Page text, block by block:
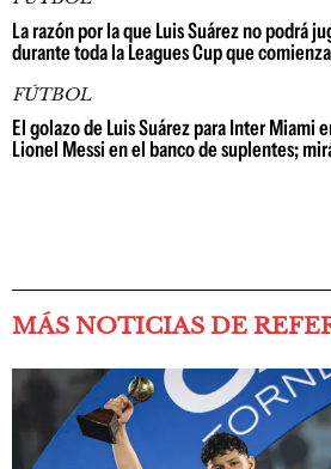
La razón por la que Luis Suárez no podrá
durante toda la Leagues Cup que
FÚTBOL
El golazo de Luis Suárez para Inter Miami
Lionel Messi en el banco de suplentes;
MÁS NOTICIAS DE